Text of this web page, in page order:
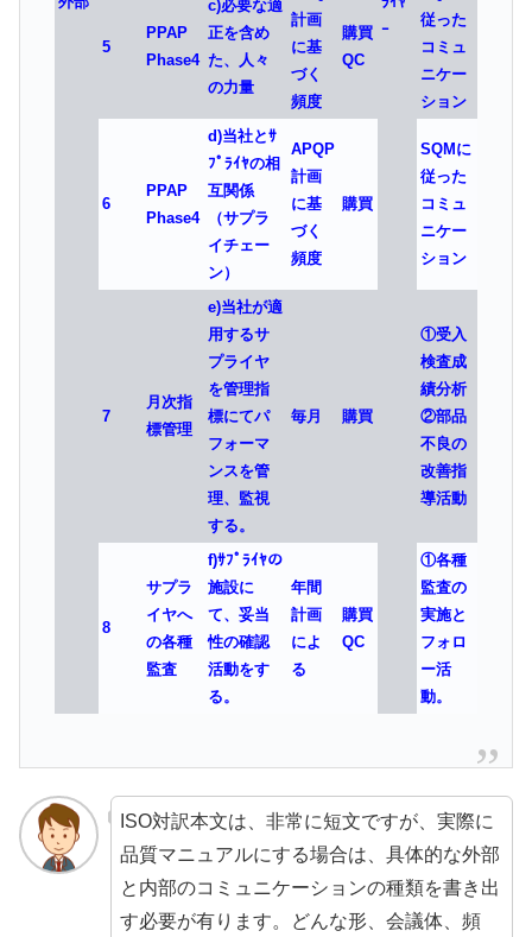
ｰ
5
PPAP
Phase4
c)必要な適
正を含め
た、人々
の力量
計画
に基
づく
頻度
購買
QC
従った
コミュ
ニケー
ション
6
PPAP
Phase4
d)当社とｻ
ﾌﾟﾗｲﾔの相
互関係
（サプラ
イチェー
ン）
APQP
計画
に基
づく
頻度
購買
SQMに
従った
コミュ
ニケー
ション
7
月次指
標管理
e)当社が適
用するサ
プライヤ
を管理指
標にてパ
フォーマ
ンスを管
理、監視
する。
毎月 購買
①受入
検査成
績分析
②部品
不良の
改善指
導活動
8
サプラ
イヤへ
の各種
監査
f)ｻﾌﾟﾗｲﾔの
施設に
て、妥当
性の確認
活動をす
る。
年間
計画
によ
る
購買
QC
①各種
監査の
実施と
フォロ
ー活
動。
ISO対訳本文は、非常に短文ですが、実際に
品質マニュアルにする場合は、具体的な外部
と内部のコミュニケーションの種類を書き出
す必要が有ります。どんな形、会議体、頻